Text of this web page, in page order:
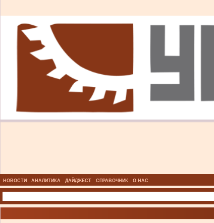
НОВОСТИ АНАЛИТИКА ДАЙДЖЕСТ СПРАВОЧНИК О НАС